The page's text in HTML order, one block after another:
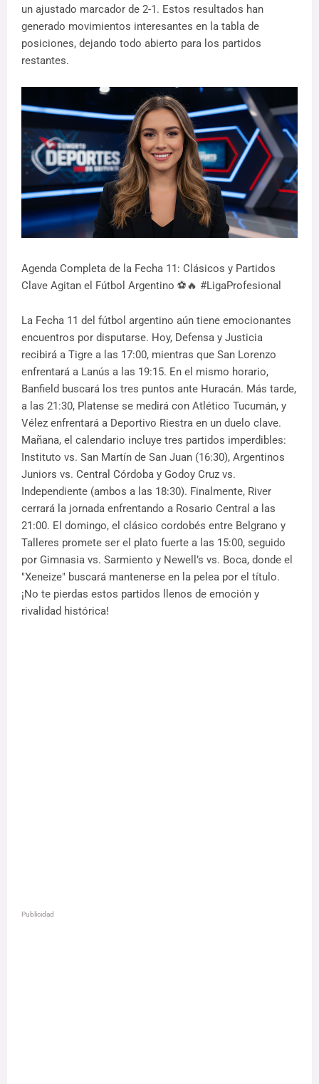
un ajustado marcador de 2-1. Estos resultados han
generado movimientos interesantes en la tabla de
posiciones, dejando todo abierto para los partidos
restantes.
Agenda Completa de la Fecha 11: Clásicos y Partidos
Clave Agitan el Fútbol Argentino ⚽🔥 #LigaProfesional
La Fecha 11 del fútbol argentino aún tiene emocionantes
encuentros por disputarse. Hoy, Defensa y Justicia
recibirá a Tigre a las 17:00, mientras que San Lorenzo
enfrentará a Lanús a las 19:15. En el mismo horario,
Banfield buscará los tres puntos ante Huracán. Más tarde,
a las 21:30, Platense se medirá con Atlético Tucumán, y
Vélez enfrentará a Deportivo Riestra en un duelo clave.
Mañana, el calendario incluye tres partidos imperdibles:
Instituto vs. San Martín de San Juan (16:30), Argentinos
Juniors vs. Central Córdoba y Godoy Cruz vs.
Independiente (ambos a las 18:30). Finalmente, River
cerrará la jornada enfrentando a Rosario Central a las
21:00. El domingo, el clásico cordobés entre Belgrano y
Talleres promete ser el plato fuerte a las 15:00, seguido
por Gimnasia vs. Sarmiento y Newell’s vs. Boca, donde el
"Xeneize" buscará mantenerse en la pelea por el título.
¡No te pierdas estos partidos llenos de emoción y
rivalidad histórica!
Publicidad